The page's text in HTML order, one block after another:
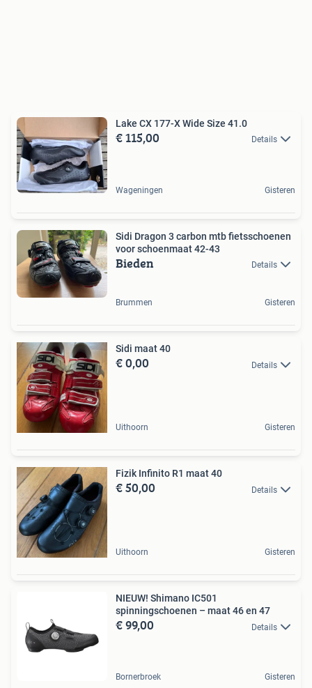
Lake CX 177-X Wide Size 41.0
€ 115,00 Details
Wageningen Gisteren
Sidi Dragon 3 carbon mtb fietsschoenen
voor schoenmaat 42-43
Bieden Details
Brummen Gisteren
Sidi maat 40
€ 0,00 Details
Uithoorn Gisteren
Fizik Infinito R1 maat 40
€ 50,00 Details
Uithoorn Gisteren
NIEUW! Shimano IC501
spinningschoenen – maat 46 en 47
€ 99,00 Details
Bornerbroek Gisteren